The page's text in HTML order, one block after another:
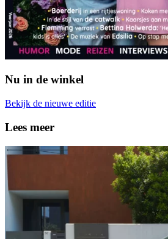
Nu in de winkel
Bekijk de nieuwe editie
Lees meer